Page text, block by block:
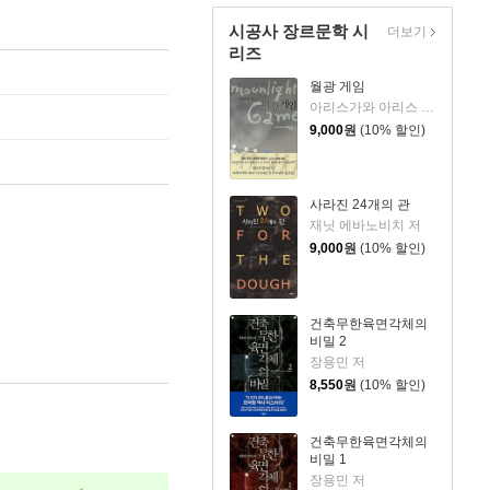
시공사 장르문학 시
리즈
월광 게임
아리스가와 아리스 저/김선영 역
9,000원 (10% 할인)
사라진 24개의 관
재닛 에바노비치 저
9,000원 (10% 할인)
건축무한육면각체의
비밀 2
장용민 저
8,550원 (10% 할인)
건축무한육면각체의
비밀 1
장용민 저
더보기